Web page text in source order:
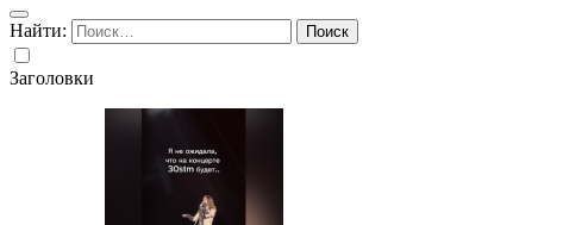
Найти:
Заголовки